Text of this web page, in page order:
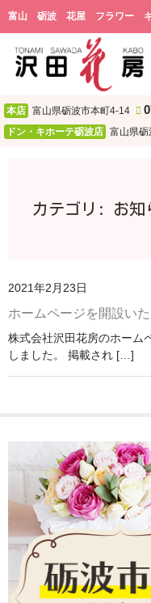
富山 砺波 花屋 フラワー ギ
ホーム
誕生日
結婚祝い・結婚記念
開店・新居・引越し
お礼・内祝い
出産祝い・お見舞い
お悔やみ・お供え
自宅用
カラー
本店 富山県砺波市本町4-14
ドン・キホーテ砺波店 富山県砺
カテゴリ: お知
2021年2月23日
ホームページを開設い
株式会社沢田花房のホーム
しました。 掲載され […]